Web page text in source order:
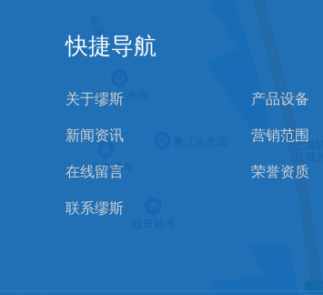
快捷导航
关于缪斯 产品设备
新闻资讯 营销范围
在线留言 荣誉资质
联系缪斯